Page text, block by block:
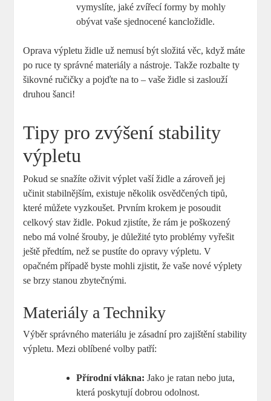
vymyslíte, jaké zvířecí formy by mohly
obývat vaše sjednocené kancložidle.
Oprava výpletu židle už nemusí být složitá věc, když máte
po ruce ty správné materiály a nástroje. Takže rozbalte ty
šikovné ručičky a pojďte na to – vaše židle si zaslouží
druhou šanci!
Tipy pro zvýšení stability
výpletu
Pokud se snažíte oživit výplet vaší židle a zároveň jej
učinit stabilnějším, existuje několik osvědčených tipů,
které můžete vyzkoušet. Prvním krokem je posoudit
celkový stav židle. Pokud zjistíte, že rám je poškozený
nebo má volné šrouby, je důležité tyto problémy vyřešit
ještě předtím, než se pustíte do opravy výpletu. V
opačném případě byste mohli zjistit, že vaše nové výplety
se brzy stanou zbytečnými.
Materiály a Techniky
Výběr správného materiálu je zásadní pro zajištění stability
výpletu. Mezi oblíbené volby patří:
Přírodní vlákna: Jako je ratan nebo juta,
která poskytují dobrou odolnost.